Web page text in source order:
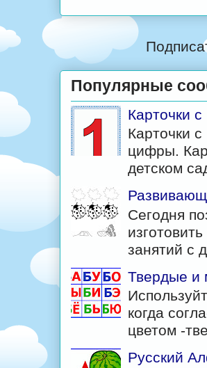
Популярные
Карточки
Карточки
цифры.
детском
Сегодня
занятий с
Твердые и
когда
цветом -
Русский